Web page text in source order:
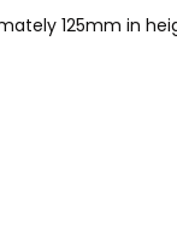
125mm in